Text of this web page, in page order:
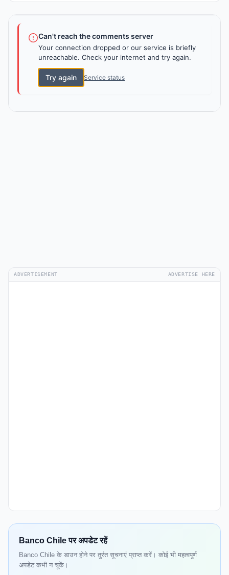
Can't reach the comments server
Your connection dropped or our service is briefly
unreachable. Check your internet and try again.
Try again Service status
ADVERTISEMENT ADVERTISE HERE
Banco Chile पर अपडेट रहें
Banco Chile के डाउन होने पर तुरंत सूचनाएं प्राप्त करें। कोई भी महत्वपूर्ण
अपडेट कभी न चूकें।